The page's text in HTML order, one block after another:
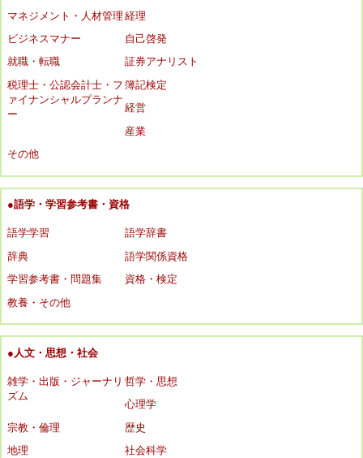
マネジメント・人材管理 経理
ビジネスマナー
自己啓発
就職・転職
証券アナリスト
税理士・公認会計士・フ
ァイナンシャルプランナ
ー
簿記検定
経営
産業
その他
●語学・学習参考書・資格
語学学習
語学辞書
辞典
語学関係資格
学習参考書・問題集
資格・検定
教養・その他
●人文・思想・社会
雑学・出版・ジャーナリ
ズム
哲学・思想
心理学
宗教・倫理
歴史
地理
社会科学